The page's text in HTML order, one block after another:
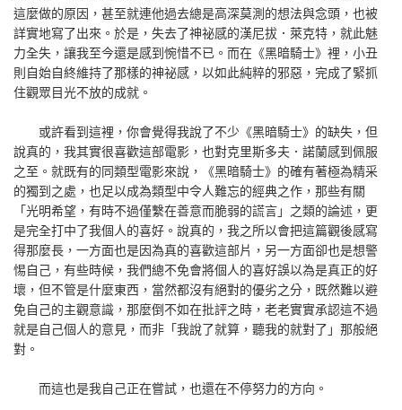
這麼做的原因，甚至就連他過去總是高深莫測的想法與念頭，也被
詳實地寫了出來。於是，失去了神祕感的漢尼拔．萊克特，就此魅
力全失，讓我至今還是感到惋惜不已。而在《黑暗騎士》裡，小丑
則自始自終維持了那樣的神祕感，以如此純粹的邪惡，完成了緊抓
住觀眾目光不放的成就。
或許看到這裡，你會覺得我說了不少《黑暗騎士》的缺失，但
說真的，我其實很喜歡這部電影，也對克里斯多夫．諾蘭感到佩服
之至。就既有的同類型電影來說，《黑暗騎士》的確有著極為精采
的獨到之處，也足以成為類型中令人難忘的經典之作，那些有關
「光明希望，有時不過僅繫在善意而脆弱的謊言」之類的論述，更
是完全打中了我個人的喜好。說真的，我之所以會把這篇觀後感寫
得那麼長，一方面也是因為真的喜歡這部片，另一方面卻也是想警
惕自己，有些時候，我們總不免會將個人的喜好誤以為是真正的好
壞，但不管是什麼東西，當然都沒有絕對的優劣之分，既然難以避
免自己的主觀意識，那麼倒不如在批評之時，老老實實承認這不過
就是自己個人的意見，而非「我說了就算，聽我的就對了」那般絕
對。
而這也是我自己正在嘗試，也還在不停努力的方向。